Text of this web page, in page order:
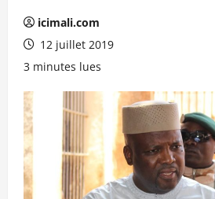
icimali.com
12 juillet 2019
3 minutes lues